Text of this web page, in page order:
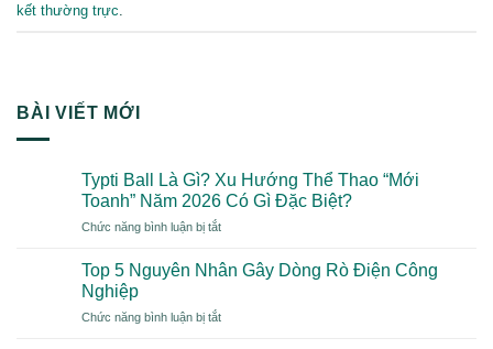
kết thường trực
BÀI VIẾT MỚI
Typti Ball Là Gì? Xu Hướng Thể Thao “Mới
Toanh” Năm 2026 Có Gì Đặc Biệt?
Chức năng bình luận bị tắtở
Ball
Xu
Top 5 Nguyên Nhân Gây Dòng Rò Điện Công
Nghiệp
Chức năng bình luận bị tắtở